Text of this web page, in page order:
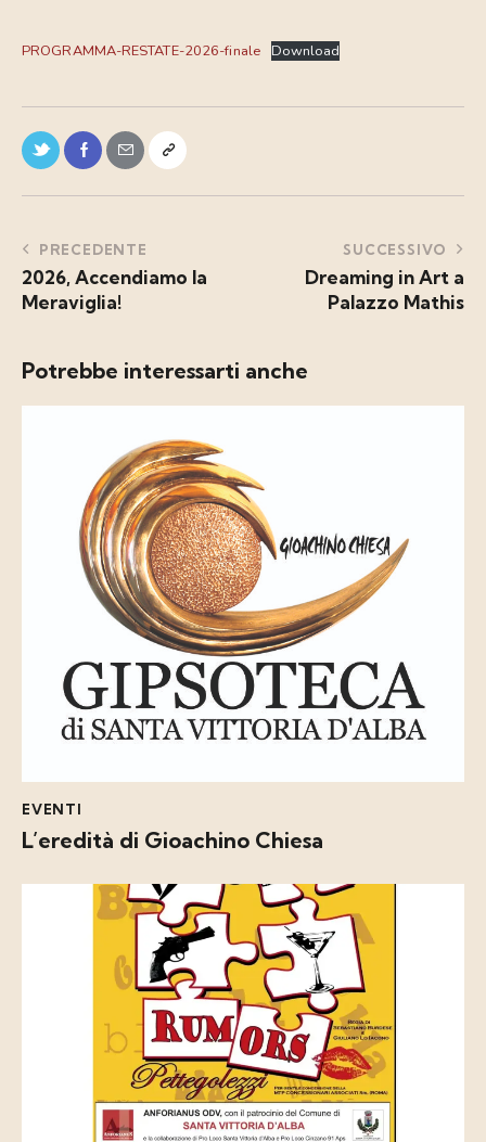
PROGRAMMA-RESTATE-2026-finale Download
PRECEDENTE
2026, Accendiamo la
Meraviglia!
SUCCESSIVO
Dreaming in Art a
Palazzo Mathis
Potrebbe interessarti anche
EVENTI
L’eredità di Gioachino Chiesa